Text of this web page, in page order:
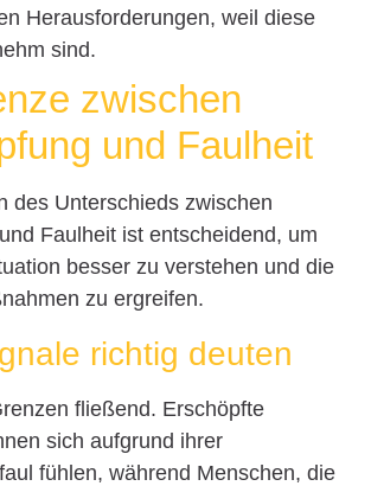
Herausforderungen, weil diese
sind.
zwischen
und Faulheit
des Unterschieds zwischen
Faulheit ist entscheidend, um
besser zu verstehen und die
zu ergreifen.
richtig deuten
fließend. Erschöpfte
sich aufgrund ihrer
fühlen, während Menschen, die